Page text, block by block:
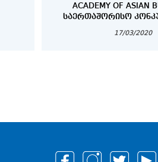
ACADEMY OF ASIAN BUSINESS)
ᲡᲐᲔᲠᲗᲐᲨᲝᲠᲘᲡᲝ ᲙᲝᲜᲙᲣᲠᲡᲘ WACC
COMPETITION)
17/03/2020